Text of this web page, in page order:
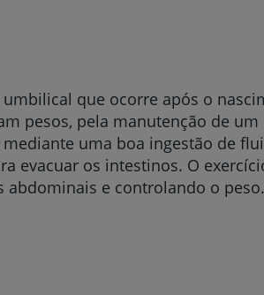
profissionais
nós
nos
que ocorre após o
pesos, pela manutenção de
uma boa ingestão de
evacuar os intestinos. O
e controlando o peso.